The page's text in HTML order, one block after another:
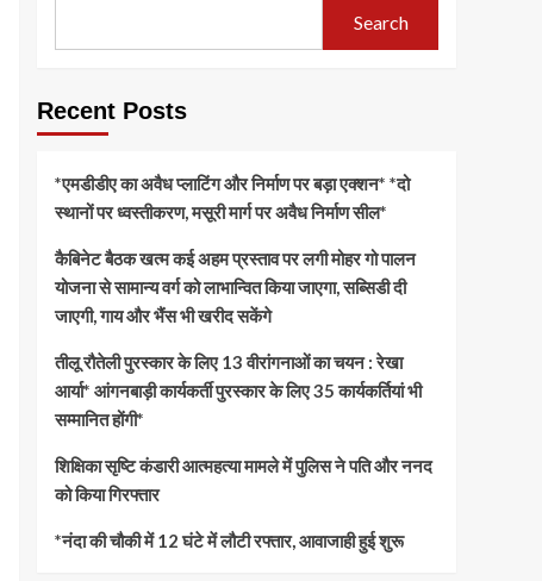
Search
Recent Posts
*एमडीडीए का अवैध प्लाटिंग और निर्माण पर बड़ा एक्शन* *दो
स्थानों पर ध्वस्तीकरण, मसूरी मार्ग पर अवैध निर्माण सील*
कैबिनेट बैठक खत्म कई अहम प्रस्ताव पर लगी मोहर गो पालन
योजना से सामान्य वर्ग को लाभान्वित किया जाएगा, सब्सिडी दी
जाएगी, गाय और भैंस भी खरीद सकेंगे
तीलू रौतेली पुरस्कार के लिए 13 वीरांगनाओं का चयन : रेखा
आर्या* आंगनबाड़ी कार्यकर्ती पुरस्कार के लिए 35 कार्यकर्तियां भी
सम्मानित होंगी*
शिक्षिका सृष्टि कंडारी आत्महत्या मामले में पुलिस ने पति और ननद
को किया गिरफ्तार
*नंदा की चौकी में 12 घंटे में लौटी रफ्तार, आवाजाही हुई शुरू